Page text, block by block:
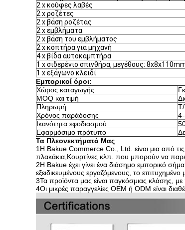
2 x κούφες λαβές
2 x ροζέτες
2 x βάση ροζέτας
2 x εμβλήματα
2 x βάση του εμβλήματος
2 x κοπτήρα για μηχανή
4 x βίδα αυτοκαμπτήρα
1 x σιδερένιο σπινθήρα, μεγέθους:
1 x εξάγωνο κλειδί
Εμπορικοί όροι:
Χώρος καταγωγής
MOQ και τιμή
Πληρωμή
Τ/
Χρόνος παράδοσης
Ικανότητα εφοδιασμού
Εφαρμόσιμο πρότυπο
Τα Πλεονεκτήματά Μας
1Η Bakue Commerce Co., Ltd. είναι μια από τις
πλακάκια,Κουρτίνες κλπ. που μπορούν να
2Η Bakue έχει γίνει ένα διάσημο εμπορικό
εξειδικευμένους εργαζόμενους, το
3Τα προϊόντα μας είναι παγκόσμιας κλάσης, με
4Οι μικρές παραγγελίες OEM ή ODM είναι